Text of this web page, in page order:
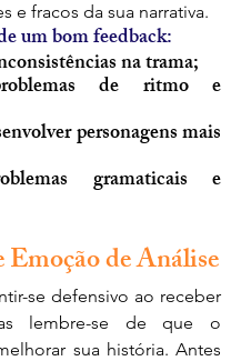
e fracos da sua narrativa.
um bom feedback:
na trama;
de ritmo e
personagens mais
gramaticais e
Emoção de Análise
se defensivo ao receber
lembre-se de que o
sua história. Antes